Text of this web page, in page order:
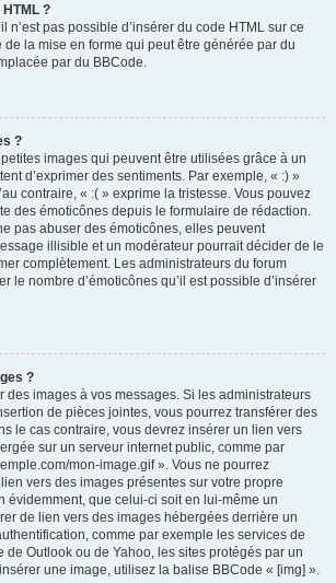
?
n’est pas possible d’insérer du code HTML sur ce
la mise en forme qui peut être générée par du
par du BBCode.
?
images qui peuvent être utilisées grâce à un
d’exprimer des sentiments. Par exemple, « :) »
contraire, « :( » exprime la tristesse. Vous pouvez
des émoticônes depuis le formulaire de rédaction.
pas abuser des émoticônes, elles peuvent
illisible et un modérateur pourrait décider de le
complètement. Les administrateurs du forum
le nombre d’émoticônes qu’il est possible d’insérer
?
des images à vos messages. Si les administrateurs
de pièces jointes, vous pourrez transférer des
le cas contraire, vous devrez insérer un lien vers
sur un serveur internet public, comme par
mon-image.gif ». Vous ne pourrez
vers des images présentes sur votre propre
évidemment, que celui-ci soit en lui-même un
de lien vers des images hébergées derrière un
comme par exemple les services de
Outlook ou de Yahoo, les sites protégés par un
une image, utilisez la balise BBCode « [img] ».